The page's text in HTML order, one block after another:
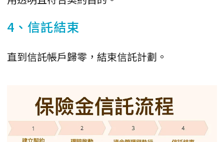
4、信託結束
直到信託帳戶歸零，結束信託計劃。